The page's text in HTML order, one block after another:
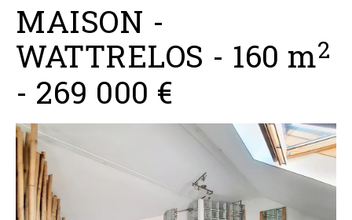
MAISON -
WATTRELOS - 160 m2
- 269 000 €